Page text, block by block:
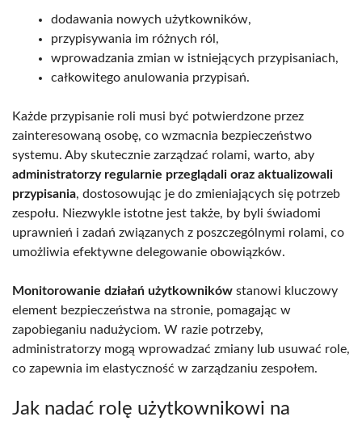
dodawania nowych użytkowników,
przypisywania im różnych ról,
wprowadzania zmian w istniejących przypisaniach,
całkowitego anulowania przypisań.
Każde przypisanie roli musi być potwierdzone przez
zainteresowaną osobę, co wzmacnia bezpieczeństwo
systemu. Aby skutecznie zarządzać rolami, warto, aby
administratorzy regularnie przeglądali oraz aktualizowali
przypisania, dostosowując je do zmieniających się potrzeb
zespołu. Niezwykle istotne jest także, by byli świadomi
uprawnień i zadań związanych z poszczególnymi rolami, co
umożliwia efektywne delegowanie obowiązków.
Monitorowanie działań użytkowników stanowi kluczowy
element bezpieczeństwa na stronie, pomagając w
zapobieganiu nadużyciom. W razie potrzeby,
administratorzy mogą wprowadzać zmiany lub usuwać role,
co zapewnia im elastyczność w zarządzaniu zespołem.
Jak nadać rolę użytkownikowi na